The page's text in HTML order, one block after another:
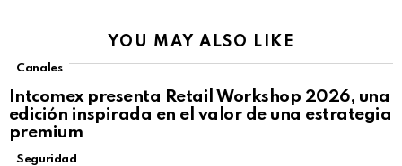
YOU MAY ALSO LIKE
Canales
Intcomex presenta Retail Workshop 2026, una
edición inspirada en el valor de una estrategia
premium
Seguridad